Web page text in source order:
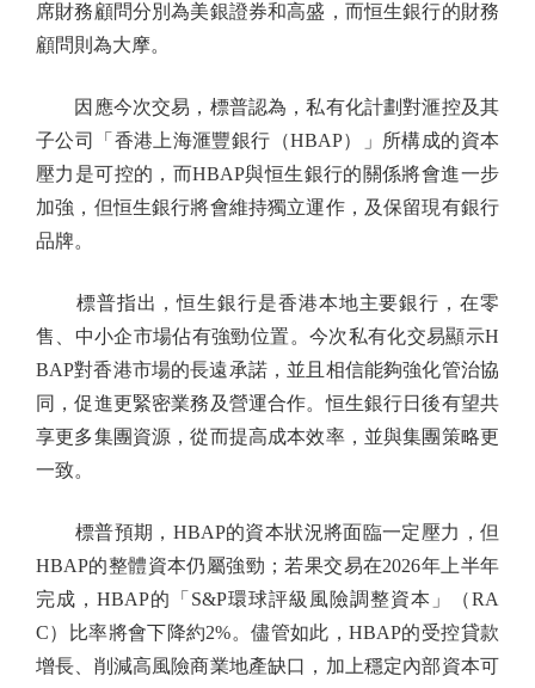
席財務顧問分別為美銀證券和高盛，而恒生銀行的財務
顧問則為大摩。
因應今次交易，標普認為，私有化計劃對滙控及其
子公司「香港上海滙豐銀行（HBAP）」所構成的資本
壓力是可控的，而HBAP與恒生銀行的關係將會進一步
加強，但恒生銀行將會維持獨立運作，及保留現有銀行
品牌。
標普指出，恒生銀行是香港本地主要銀行，在零
售、中小企市場佔有強勁位置。今次私有化交易顯示H
BAP對香港市場的長遠承諾，並且相信能夠強化管治協
同，促進更緊密業務及營運合作。恒生銀行日後有望共
享更多集團資源，從而提高成本效率，並與集團策略更
一致。
標普預期，HBAP的資本狀況將面臨一定壓力，但
HBAP的整體資本仍屬強勁；若果交易在2026年上半年
完成，HBAP的「S&P環球評級風險調整資本」（RA
C）比率將會下降約2%。儘管如此，HBAP的受控貸款
增長、削減高風險商業地產缺口，加上穩定內部資本可